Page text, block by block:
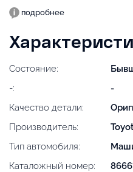
подробнее
Состояние:
-:
-
Качество детали:
Производитель:
Тип автомобиля:
Каталожный номер: